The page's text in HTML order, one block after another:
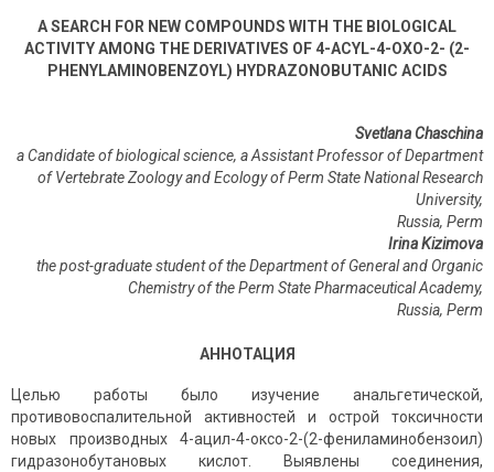
A SEARCH FOR NEW COMPOUNDS WITH THE BIOLOGICAL
ACTIVITY AMONG THE DERIVATIVES OF 4-ACYL-4-OXO-2- (2-
PHENYLAMINOBENZOYL) HYDRAZONOBUTANIC ACIDS
Svetlana Chaschina
a Candidate of biological science, a Assistant Professor of Department
of Vertebrate Zoology and Ecologyof Perm State National Research
University,
Russia, Perm
Irina Kizimova
the post-graduate student of the Department of General and Organic
Chemistry of the Perm State Pharmaceutical Academy,
Russia, Perm
АННОТАЦИЯ
Целью работы было изучение анальгетической,
противовоспалительной активностей и острой токсичности
новых производных 4-ацил-4-оксо-2-(2-фениламинобензоил)
гидразонобутановых кислот. Выявлены соединения,